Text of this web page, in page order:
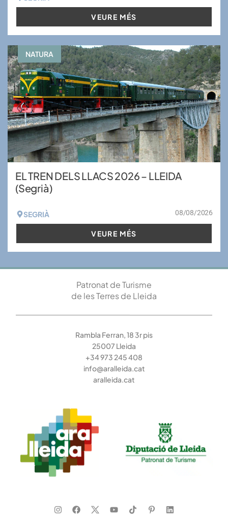
VEURE MÉS
NATURA
EL TREN DELS LLACS 2026 – LLEIDA
(Segrià)
SEGRIÀ 08/08/2026
VEURE MÉS
Patronat de Turisme
de les Terres de Lleida
Rambla Ferran, 18 3r pis
25007 Lleida
+34 973 245 408
info@aralleida.cat
aralleida.cat